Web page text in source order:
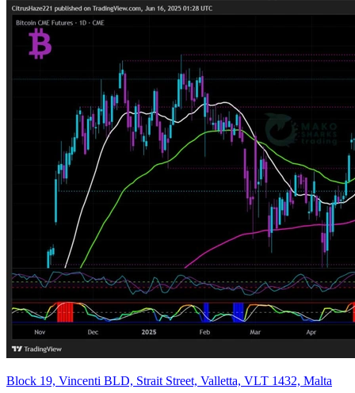
Block 19, Vincenti BLD, Strait Street, Valletta, VLT 1432, Malta